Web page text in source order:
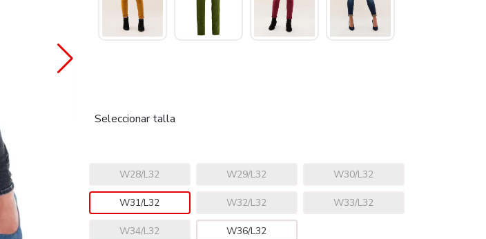
Seleccionar talla
W28/L32 W29/L32 W30/L32
W31/L32 W32/L32 W33/L32
W34/L32 W36/L32